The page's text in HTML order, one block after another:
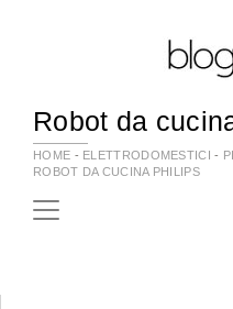
Robot da
HOME - ELETTRODOMESTICI -
ROBOT DA CUCINA PHILIPS